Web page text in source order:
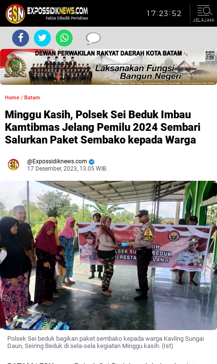
JELAJAHI
Home / Batam
Minggu Kasih, Polsek Sei Beduk Imbau
Kamtibmas Jelang Pemilu 2024 Sembari
Salurkan Paket Sembako kepada Warga
Expossidiknews.com
17 Desember, 2023, 13.05 WIB.
Polsek Sei beduk bagikan paket sembako kepada warga Kavling Sungai
Daun, Seiring Beduk di sela-sela kegiatan Minggu kasih. (Ist)